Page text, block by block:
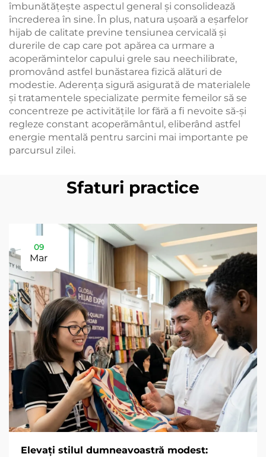
îmbunătățește aspectul general și consolidează
încrederea în sine. În plus, natura ușoară a eşarfelor
hijab de calitate previne tensiunea cervicală și
durerile de cap care pot apărea ca urmare a
acoperămintelor capului grele sau neechilibrate,
promovând astfel bunăstarea fizică alături de
modestie. Aderența sigură asigurată de materialele
și tratamentele specializate permite femeilor să se
concentreze pe activitățile lor fără a fi nevoite să-și
regleze constant acoperământul, eliberând astfel
energie mentală pentru sarcini mai importante pe
parcursul zilei.
Sfaturi practice
09
Mar
Elevați stilul dumneavoastră modest: